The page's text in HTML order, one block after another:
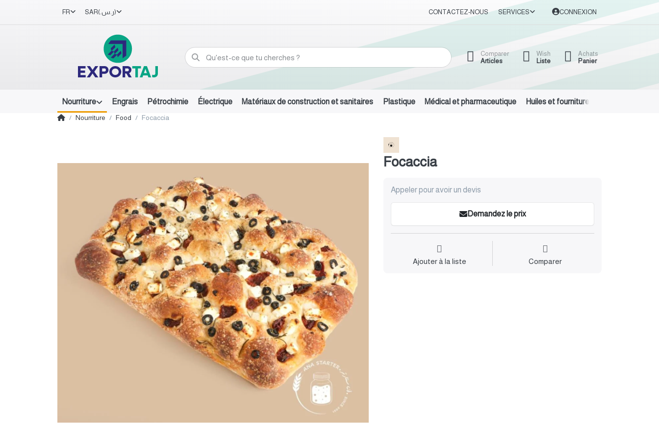
FR SAR (ر.س.‏) CONTACTEZ-NOUS SERVICES CONNEXION
Comparer
Articles
Wish
Liste
Achats
Panier
Nourriture Engrais Pétrochimie Électrique Matériaux de construction et sanitaires Plastique Médical et pharmaceutique Huiles et fournitures automobiles
Nourriture Food Focaccia
Focaccia
Appeler pour avoir un devis
Demandez le prix
Ajouter à la liste Comparer